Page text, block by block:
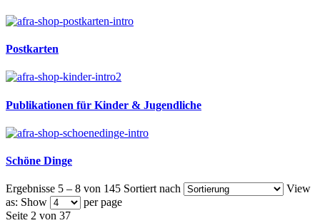
Postkarten
Publikationen für Kinder & Jugendliche
Schöne Dinge
Ergebnisse 5 – 8 von 145 Sortiert nach
View
as: Show
per page
Seite 2 von 37